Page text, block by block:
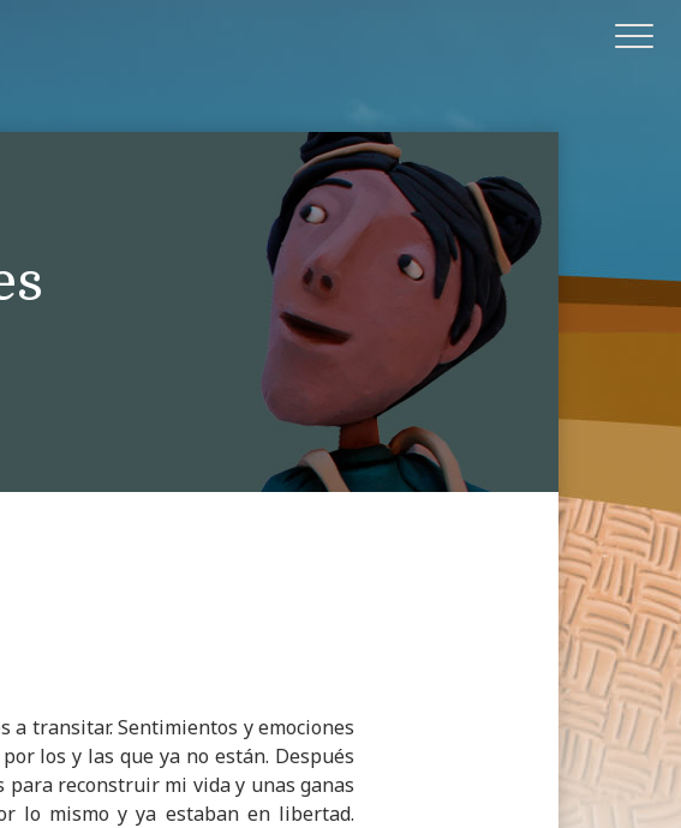
a transitar. Sentimientos y emociones
los y las que ya no están. Después
para reconstruir mi vida y unas ganas
lo mismo y ya estaban en libertad.